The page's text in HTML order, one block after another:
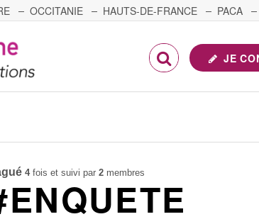
OCCITANIE HAUTS-DE-FRANCE PACA
JE
4fois et suivi par2 membres